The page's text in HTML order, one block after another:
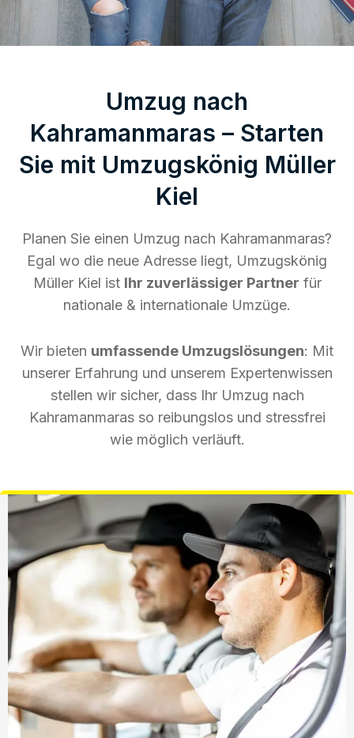
Umzug nach
Kahramanmaras – Starten
Sie mit Umzugskönig Müller
Kiel
Planen Sie einen Umzug nach Kahramanmaras?
Egal wo die neue Adresse liegt, Umzugskönig
Müller Kiel ist Ihr zuverlässiger Partner für
nationale & internationale Umzüge.
Wir bieten umfassende Umzugslösungen: Mit
unserer Erfahrung und unserem Expertenwissen
stellen wir sicher, dass Ihr Umzug nach
Kahramanmaras so reibungslos und stressfrei
wie möglich verläuft.